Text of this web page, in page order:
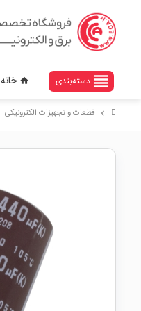
view_headline دسته‌بندی home خانه
chevron_right قطعات و تجهیزات الکترونیکی